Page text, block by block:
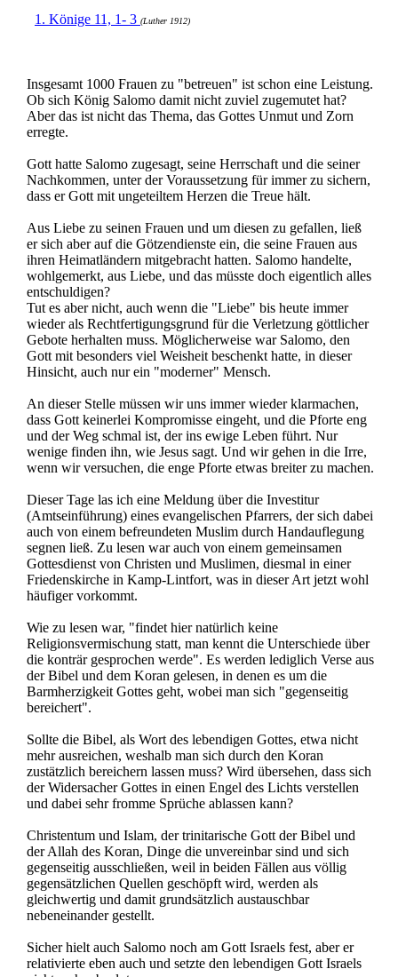
1. Könige 11, 1- 3 (Luther 1912)
Insgesamt 1000 Frauen zu "betreuen" ist schon eine Leistung.
Ob sich König Salomo damit nicht zuviel zugemutet hat?
Aber das ist nicht das Thema, das Gottes Unmut und Zorn
erregte.
Gott hatte Salomo zugesagt, seine Herrschaft und die seiner
Nachkommen, unter der Voraussetzung für immer zu sichern,
dass er Gott mit ungeteiltem Herzen die Treue hält.
Aus Liebe zu seinen Frauen und um diesen zu gefallen, ließ
er sich aber auf die Götzendienste ein, die seine Frauen aus
ihren Heimatländern mitgebracht hatten. Salomo handelte,
wohlgemerkt, aus Liebe, und das müsste doch eigentlich alles
entschuldigen?
Tut es aber nicht, auch wenn die "Liebe" bis heute immer
wieder als Rechtfertigungsgrund für die Verletzung göttlicher
Gebote herhalten muss. Möglicherweise war Salomo, den
Gott mit besonders viel Weisheit beschenkt hatte, in dieser
Hinsicht, auch nur ein "moderner" Mensch.
An dieser Stelle müssen wir uns immer wieder klarmachen,
dass Gott keinerlei Kompromisse eingeht, und die Pforte eng
und der Weg schmal ist, der ins ewige Leben führt. Nur
wenige finden ihn, wie Jesus sagt. Und wir gehen in die Irre,
wenn wir versuchen, die enge Pforte etwas breiter zu machen.
Dieser Tage las ich eine Meldung über die Investitur
(Amtseinführung) eines evangelischen Pfarrers, der sich dabei
auch von einem befreundeten Muslim durch Handauflegung
segnen ließ. Zu lesen war auch von einem gemeinsamen
Gottesdienst von Christen und Muslimen, diesmal in einer
Friedenskirche in Kamp-Lintfort, was in dieser Art jetzt wohl
häufiger vorkommt.
Wie zu lesen war, "findet hier natürlich keine
Religionsvermischung statt, man kennt die Unterschiede über
die konträr gesprochen werde". Es werden lediglich Verse aus
der Bibel und dem Koran gelesen, in denen es um die
Barmherzigkeit Gottes geht, wobei man sich "gegenseitig
bereichert".
Sollte die Bibel, als Wort des lebendigen Gottes, etwa nicht
mehr ausreichen, weshalb man sich durch den Koran
zustätzlich bereichern lassen muss? Wird übersehen, dass sich
der Widersacher Gottes in einen Engel des Lichts verstellen
und dabei sehr fromme Sprüche ablassen kann?
Christentum und Islam, der trinitarische Gott der Bibel und
der Allah des Koran, Dinge die unvereinbar sind und sich
gegenseitig ausschließen, weil in beiden Fällen aus völlig
gegensätzlichen Quellen geschöpft wird, werden als
gleichwertig und damit grundsätzlich austauschbar
nebeneinander gestellt.
Sicher hielt auch Salomo noch am Gott Israels fest, aber er
relativierte eben auch und setzte den lebendigen Gott Israels